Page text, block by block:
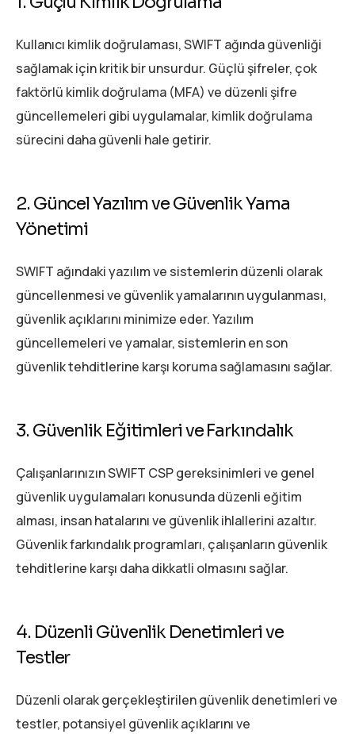
Kullanıcı kimlik doğrulaması, SWIFT ağında güvenliği
sağlamak için kritik bir unsurdur. Güçlü şifreler, çok
faktörlü kimlik doğrulama (MFA) ve düzenli şifre
güncellemeleri gibi uygulamalar, kimlik doğrulama
sürecini daha güvenli hale getirir.
2. Güncel Yazılım ve Güvenlik Yama
Yönetimi
SWIFT ağındaki yazılım ve sistemlerin düzenli olarak
güncellenmesi ve güvenlik yamalarının uygulanması,
güvenlik açıklarını minimize eder. Yazılım
güncellemeleri ve yamalar, sistemlerin en son
güvenlik tehditlerine karşı koruma sağlamasını sağlar.
3. Güvenlik Eğitimleri ve Farkındalık
Çalışanlarınızın SWIFT CSP gereksinimleri ve genel
güvenlik uygulamaları konusunda düzenli eğitim
alması, insan hatalarını ve güvenlik ihlallerini azaltır.
Güvenlik farkındalık programları, çalışanların güvenlik
tehditlerine karşı daha dikkatli olmasını sağlar.
4. Düzenli Güvenlik Denetimleri ve
Testler
Düzenli olarak gerçekleştirilen güvenlik denetimleri ve
testler, potansiyel güvenlik açıklarını ve